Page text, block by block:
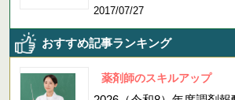
2017/07/27
おすすめ記事ランキング
薬剤師のスキルアップ